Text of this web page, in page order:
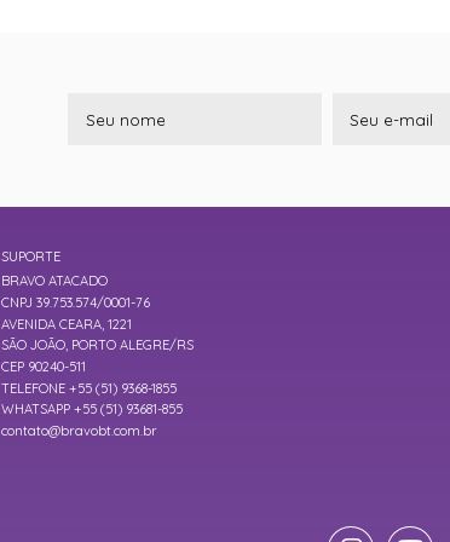
SUPORTE
BRAVO ATACADO
CNPJ 39.753.574/0001-76
AVENIDA CEARA, 1221
SÃO JOÃO, PORTO ALEGRE/RS
CEP 90240-511
TELEFONE +55 (51) 9368-1855
WHATSAPP +55 (51) 93681-855
contato@bravobt.com.br